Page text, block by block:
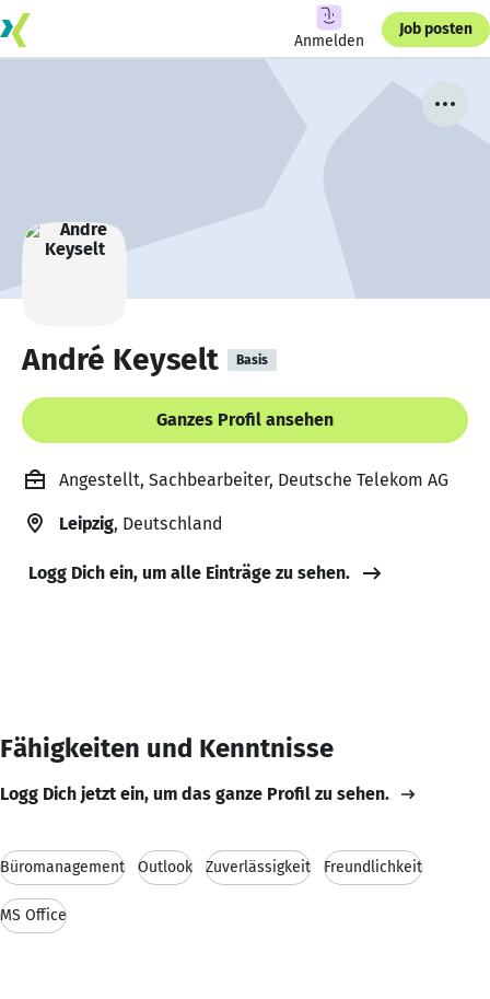
Anmelden
Job posten
André Keyselt Basis
Ganzes Profil ansehen
Angestellt, Sachbearbeiter, Deutsche Telekom AG
Leipzig, Deutschland
Logg Dich ein, um alle Einträge zu sehen.
Fähigkeiten und Kenntnisse
Logg Dich jetzt ein, um das ganze Profil zu sehen.
Büromanagement Outlook Zuverlässigkeit Freundlichkeit
MS Office